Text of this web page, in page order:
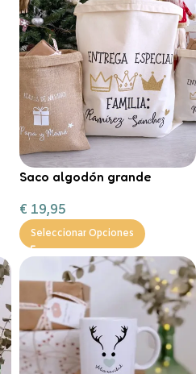
Saco algodón grande
Magos”
€ 19,95
Seleccionar Opciones